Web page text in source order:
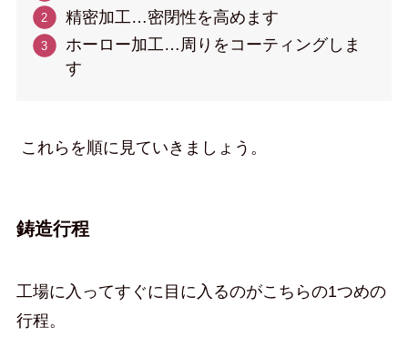
精密加工…密閉性を高めます
ホーロー加工…周りをコーティングしま
す
これらを順に見ていきましょう。
鋳造行程
工場に入ってすぐに目に入るのがこちらの1つめの
行程。